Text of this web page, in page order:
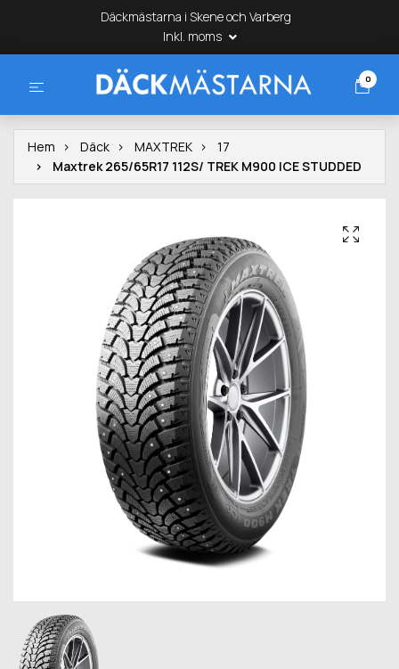
Däckmästarna i Skene och Varberg
Inkl. moms
0
Hem Däck MAXTREK
17
Maxtrek 265/65R17 112S/ TREK M900 ICE STUDDED